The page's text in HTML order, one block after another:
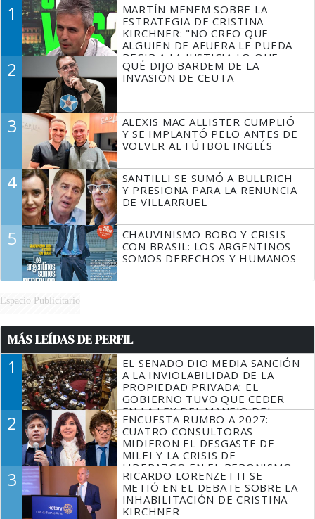
1
MARTÍN MENEM SOBRE LA
ESTRATEGIA DE CRISTINA
KIRCHNER: "NO CREO QUE
ALGUIEN DE AFUERA LE PUEDA
DECIR A LA JUSTICIA LO QUE
TIENE QUE HACER"
2
QUÉ DIJO BARDEM DE LA
INVASIÓN DE CEUTA
3
ALEXIS MAC ALLISTER CUMPLIÓ
Y SE IMPLANTÓ PELO ANTES DE
VOLVER AL FÚTBOL INGLÉS
4
SANTILLI SE SUMÓ A BULLRICH
Y PRESIONA PARA LA RENUNCIA
DE VILLARRUEL
5
CHAUVINISMO BOBO Y CRISIS
CON BRASIL: LOS ARGENTINOS
SOMOS DERECHOS Y HUMANOS
Espacio Publicitario
MÁS LEÍDAS DE PERFIL
1
EL SENADO DIO MEDIA SANCIÓN
A LA INVIOLABILIDAD DE LA
PROPIEDAD PRIVADA: EL
GOBIERNO TUVO QUE CEDER
EN LA LEY DEL MANEJO DEL
FUEGO
2
ENCUESTA RUMBO A 2027:
CUATRO CONSULTORAS
MIDIERON EL DESGASTE DE
MILEI Y LA CRISIS DE
LIDERAZGO EN EL PERONISMO
3
RICARDO LORENZETTI SE
METIÓ EN EL DEBATE SOBRE LA
INHABILITACIÓN DE CRISTINA
KIRCHNER